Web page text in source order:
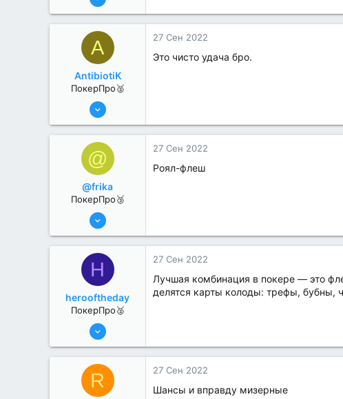
0
A
AntibiotiK
ПокерПро🥈
6 Июн 2022
1
27 Сен 2022
Это чисто удача бро.
@
@frika
ПокерПро🥉
6 Июн 2022
1
27 Сен 2022
Роял-флеш
H
herooftheday
ПокерПро🥈
6 Июн 2022
1
27 Сен 2022
Лучшая комбинация в покере — это
делятся карты колоды: трефы, бубны,
R 27 Сен 2022
Шансы и вправду мизерные